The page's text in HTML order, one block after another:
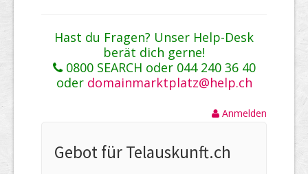
Hast du Fragen? Unser Help-Desk
berät dich gerne!
0800 SEARCH oder 044 240 36 40
oder domainmarktplatz@help.ch
Anmelden
Gebot für Telauskunft.ch